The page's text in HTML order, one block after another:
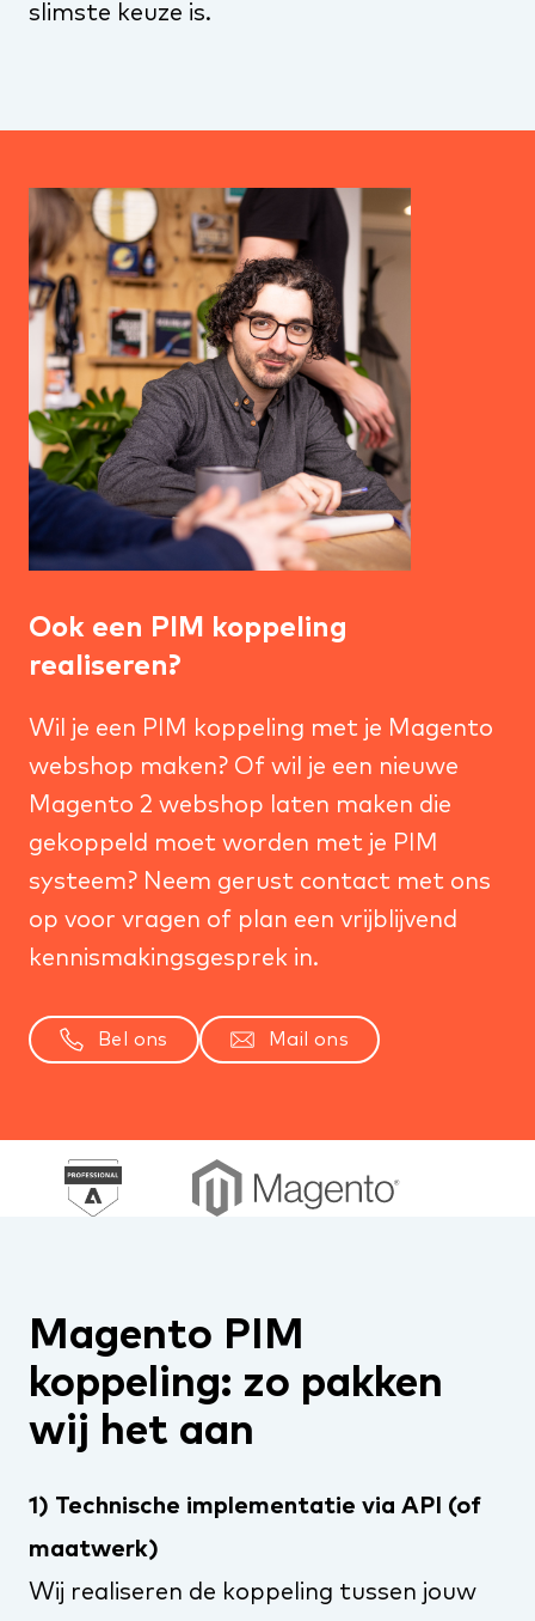
slimste keuze is.
Ook een PIM koppeling
realiseren?
Wil je een PIM koppeling met je Magento
webshop maken? Of wil je een nieuwe
Magento 2 webshop laten maken die
gekoppeld moet worden met je PIM
systeem? Neem gerust contact met ons
op voor vragen of plan een vrijblijvend
kennismakingsgesprek in.
Bel ons Mail ons
Magento PIM
koppeling: zo pakken
wij het aan
1) Technische implementatie via API (of
maatwerk)
Wij realiseren de koppeling tussen jouw